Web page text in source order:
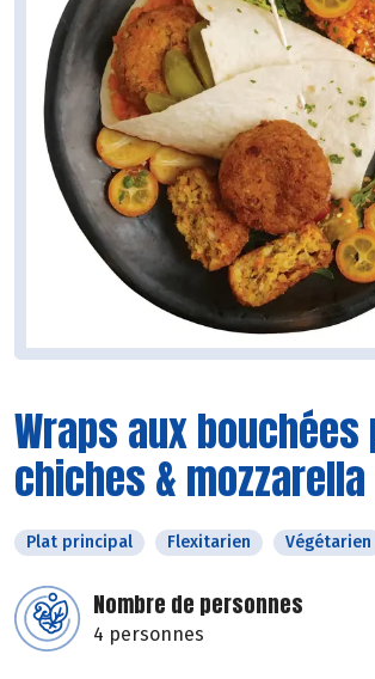
Wraps aux bouchées
chiches & mozzarella
Plat principal Flexitarien Végétarien
Nombre de personnes
4 personnes